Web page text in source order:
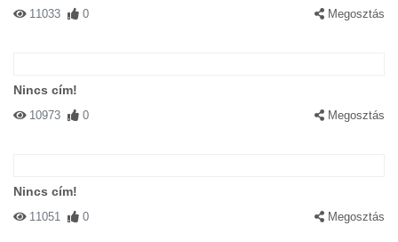
11033 0 Megosztás
Nincs cím!
10973 0 Megosztás
Nincs cím!
11051 0 Megosztás